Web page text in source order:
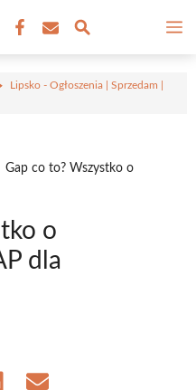
Lipsko - Ogłoszenia | Sprzedam |
Gap co to? Wszystko o
o
dla